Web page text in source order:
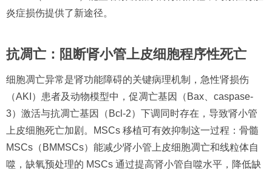
炎症损伤提供了新途径。
抗凋亡：阻断肾小管上皮细胞程序性死亡
细胞凋亡异常是肾功能障碍的关键病理机制，急性肾损伤
（AKI）患者及动物模型中，促凋亡基因（Bax、caspase-
3）激活与抗凋亡基因（Bcl-2）下调同时存在，导致肾小管
上皮细胞死亡加剧。MSCs 移植可有效抑制这一过程：骨髓
MSCs（BMMSCs）能减少肾小管上皮细胞凋亡和线粒体自
噬，缺氧预处理的 MSCs 通过提高肾小管自噬水平，降低缺